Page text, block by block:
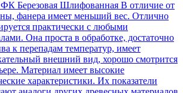
Березовая Шлифованная В отличие от
фанера имеет меньший вес. Отлично
практически с любыми
Она проста в обработке, достаточно
к перепадам температур, имеет
внешний вид, хорошо смотрится
Материал имеет высокие
характеристики. Их показатели